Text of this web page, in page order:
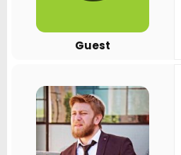
Guest